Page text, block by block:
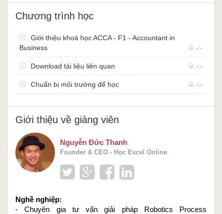
Chương trình học
Giới thiệu khoá học ACCA - F1 - Accountant in
Business
-:-
Download tài liệu liên quan -:-
Chuẩn bị môi trường để học -:-
Giới thiệu về giảng viên
Nguyễn Đức Thanh
Founder & CEO - Học Excel Online
Nghề nghiệp:
- Chuyên gia tư vấn giải pháp Robotics Process